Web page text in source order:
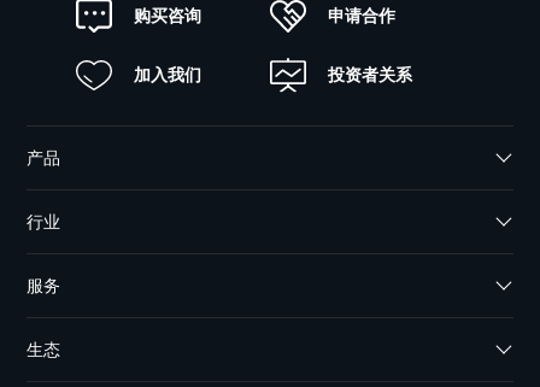
购买咨询 申请合作
加入我们 投资者关系
产品
行业
服务
生态